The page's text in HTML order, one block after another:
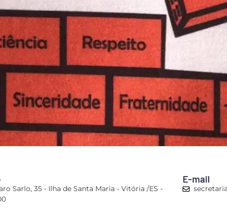
Sarlo, 35 - Ilha de Santa Maria - Vitória /ES -
E-mail